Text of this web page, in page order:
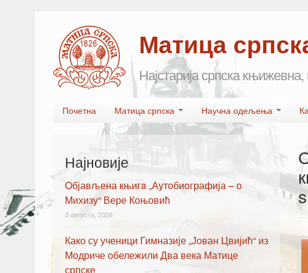
Матица
Најстарија српска
Main menu
Почетна Матица српска Научна одељења
Најновије
Oбјављена књигa „Аутобиографија – о
Михизу“ Вере Коњовић
3 августа, 2026
Како су ученици Гимназије „Јован Цвијић“ из
Модриче обележили Два века Матице
српске